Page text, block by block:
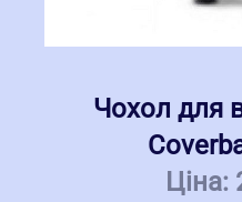
Чохол для
Ціна: